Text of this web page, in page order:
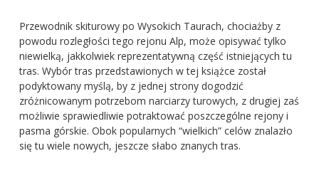
Przewodnik skiturowy po Wysokich Taurach, chociażby z
powodu rozległości tego rejonu Alp, może opisywać tylko
niewielką, jakkolwiek reprezentatywną część istniejących tu
tras. Wybór tras przedstawionych w tej książce został
podyktowany myślą, by z jednej strony dogodzić
zróżnicowanym potrzebom narciarzy turowych, z drugiej zaś
możliwie sprawiedliwie potraktować poszczególne rejony i
pasma górskie. Obok popularnych “wielkich” celów znalazło
się tu wiele nowych, jeszcze słabo znanych tras.